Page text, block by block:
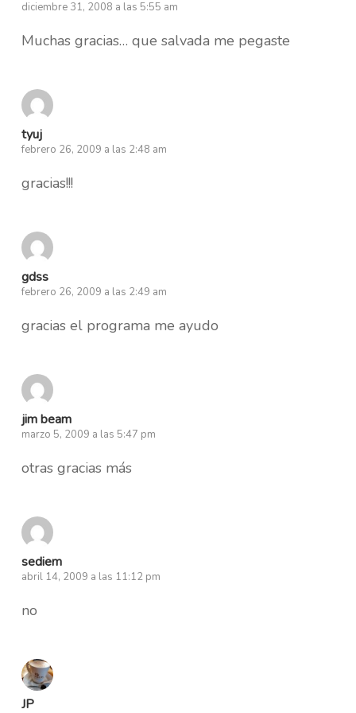
diciembre 31, 2008 a las 5:55 am
Muchas gracias… que salvada me pegaste
tyuj
febrero 26, 2009 a las 2:48 am
gracias!!!
gdss
febrero 26, 2009 a las 2:49 am
gracias el programa me ayudo
jim beam
marzo 5, 2009 a las 5:47 pm
otras gracias más
sediem
abril 14, 2009 a las 11:12 pm
no
JP